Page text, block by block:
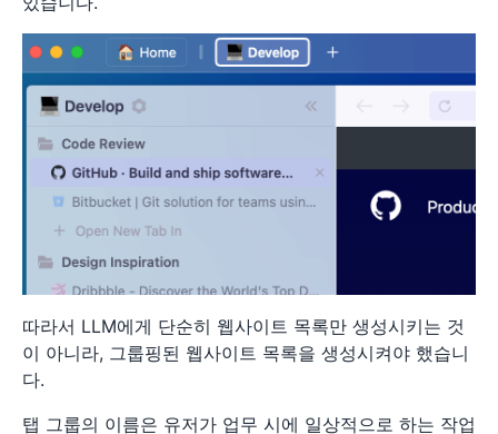
따라서 LLM에게 단순히 웹사이트 목록만 생성시키는 것
이 아니라, 그룹핑된 웹사이트 목록을 생성시켜야 했습니
다.
탭 그룹의 이름은 유저가 업무 시에 일상적으로 하는 작업